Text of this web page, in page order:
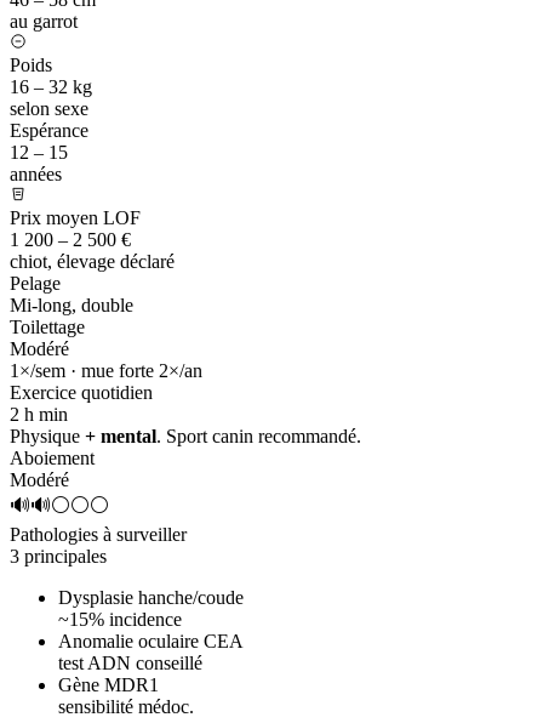
au garrot
Poids
16 – 32 kg
selon sexe
Espérance
12 – 15
années
Prix moyen LOF
1 200 – 2 500 €
chiot, élevage déclaré
Pelage
Mi-long, double
Toilettage
Modéré
1×/sem · mue forte 2×/an
Exercice quotidien
2 h min
Physique + mental. Sport canin recommandé.
Aboiement
Modéré
🔊🔊⚪⚪⚪
Pathologies à surveiller
3 principales
Dysplasie hanche/coude
~15% incidence
Anomalie oculaire CEA
test ADN conseillé
Gène MDR1
sensibilité médoc.